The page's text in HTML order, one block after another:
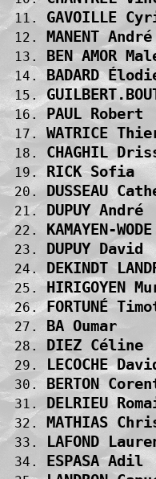
11.
12. MANENT
13. BEN
14. BADARD
15.
16. PAUL
17.
18.
19. RICK
20.
21. DUPUY
22.
23. DUPUY
24. DEKINDT
25.
26.
27. BA
28. DIEZ
29.
30. BERTON
31. DELRIEU
32.
33. LAFOND
34. ESPASA